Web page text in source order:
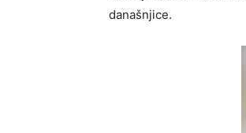
današnjice.